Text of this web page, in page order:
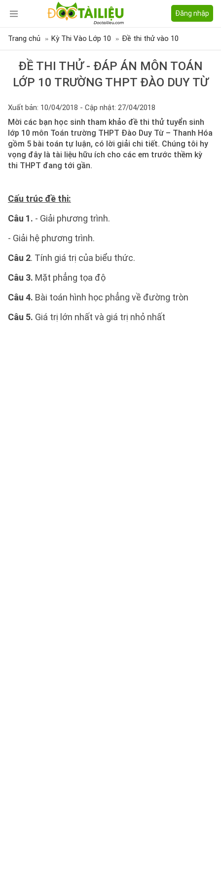
Đăng nhập
Trang chủ Kỳ Thi Vào Lớp 10 Đề thi thử vào 10
ĐỀ THI THỬ - ĐÁP ÁN MÔN TOÁN
LỚP 10 TRƯỜNG THPT ĐÀO DUY TỪ
Xuất bản: 10/04/2018 - Cập nhật: 27/04/2018
Mời các bạn học sinh tham khảo đề thi thử tuyển sinh
lớp 10 môn Toán trường THPT Đào Duy Từ – Thanh Hóa
gồm 5 bài toán tự luận, có lời giải chi tiết. Chúng tôi hy
vọng đây là tài liệu hữu ích cho các em trước thềm kỳ
thi THPT đang tới gần.
Cấu trúc đề thi:
Câu 1. - Giải phương trình.
- Giải hệ phương trình.
Câu 2. Tính giá trị của biểu thức.
Câu 3. Mặt phẳng tọa độ
Câu 4. Bài toán hình học phẳng về đường tròn
Câu 5. Giá trị lớn nhất và giá trị nhỏ nhất